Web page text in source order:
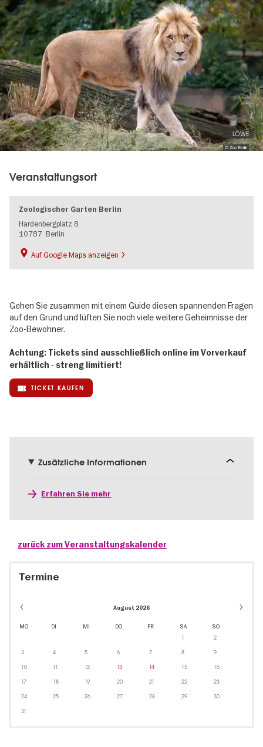
© Zoo Berlin
LÖWE
Veranstaltungsort
Zoologischer Garten Berlin
Hardenbergplatz 8
10787 Berlin
Auf Google Maps anzeigen
Gehen Sie zusammen mit einem Guide diesen spannenden Fragen
auf den Grund und lüften Sie noch viele weitere Geheimnisse der
Zoo-Bewohner.
Achtung: Tickets sind ausschließlich online im Vorverkauf
erhältlich - streng limitiert!
TICKET KAUFEN
Zusätzliche Informationen
Erfahren Sie mehr
zurück zum Veranstaltungskalender
Termine
August 2026
MO DI MI DO FR SA SO
1 2
3 4 5 6 7 8 9
10 11 12 13 14 15 16
17 18 19 20 21 22 23
24 25 26 27 28 29 30
31